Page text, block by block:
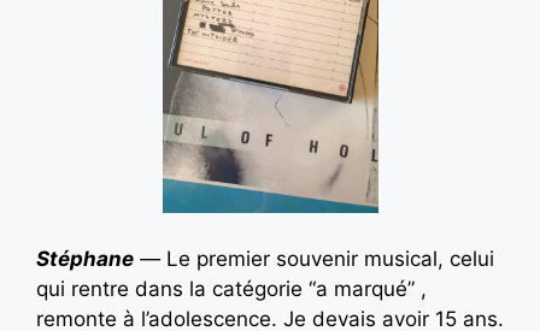
Stéphane —Le premier souvenir musical, celui
qui rentre dans la catégorie “a marqué” ,
remonte à l’adolescence. Je devais avoir 15 ans.